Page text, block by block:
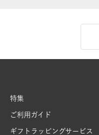
特集
ご利用ガイド
ギフトラッピングサービス